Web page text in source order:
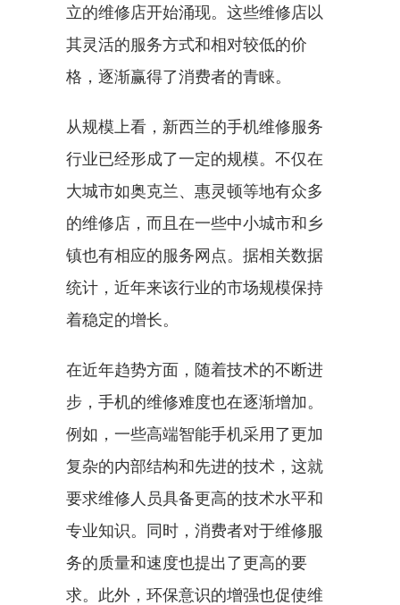
立的维修店开始涌现。这些维修店以
其灵活的服务方式和相对较低的价
格，逐渐赢得了消费者的青睐。
从规模上看，新西兰的手机维修服务
行业已经形成了一定的规模。不仅在
大城市如奥克兰、惠灵顿等地有众多
的维修店，而且在一些中小城市和乡
镇也有相应的服务网点。据相关数据
统计，近年来该行业的市场规模保持
着稳定的增长。
在近年趋势方面，随着技术的不断进
步，手机的维修难度也在逐渐增加。
例如，一些高端智能手机采用了更加
复杂的内部结构和先进的技术，这就
要求维修人员具备更高的技术水平和
专业知识。同时，消费者对于维修服
务的质量和速度也提出了更高的要
求。此外，环保意识的增强也促使维